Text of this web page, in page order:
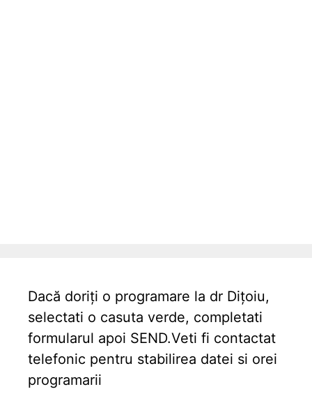
Dacă doriți o programare la dr Dițoiu,
selectati o casuta verde, completati
formularul apoi SEND.Veti fi contactat
telefonic pentru stabilirea datei si orei
programarii